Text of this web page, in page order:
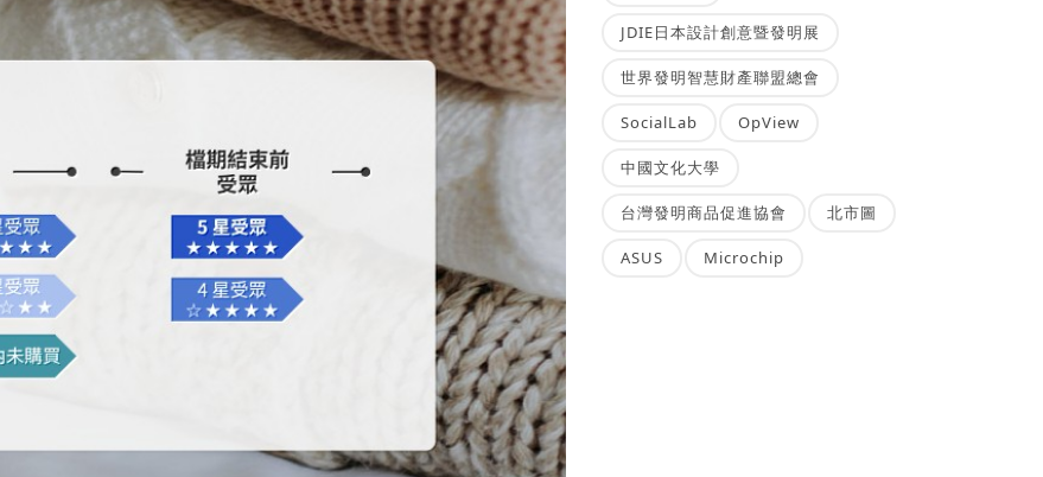
JDIE日本設計創意暨發明展
世界發明智慧財產聯盟總會
SocialLab OpView
中國文化大學
台灣發明商品促進協會 北市圖
ASUS Microchip